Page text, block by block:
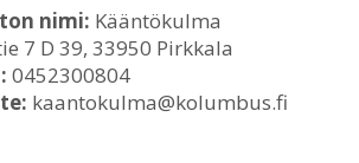
nimi: Kääntökulma
7 D 39, 33950 Pirkkala
0452300804
kaantokulma@kolumbus.fi